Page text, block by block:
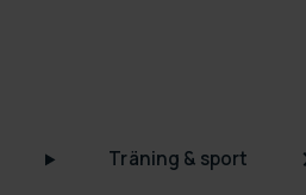
Träning & sport